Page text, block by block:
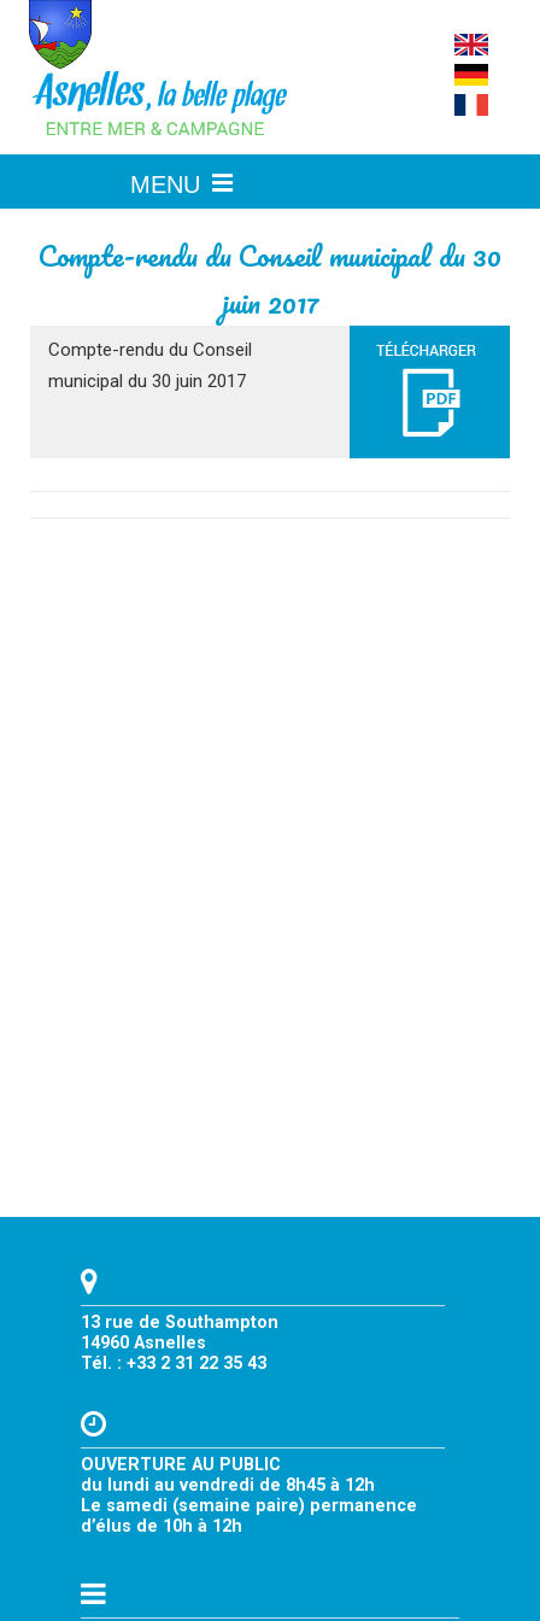
content
Compte-rendu du Conseil municipal du 30
juin 2017
Compte-rendu du Conseil
municipal du 30 juin 2017
13 rue de Southampton
14960 Asnelles
Tél. : +33 2 31 22 35 43
OUVERTURE AU PUBLIC
du lundi au vendredi de 8h45 à 12h
Le samedi (semaine paire) permanence
d’élus de 10h à 12h